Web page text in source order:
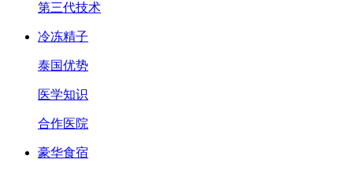
第三代技术
冷冻精子
泰国优势
医学知识
合作医院
豪华食宿